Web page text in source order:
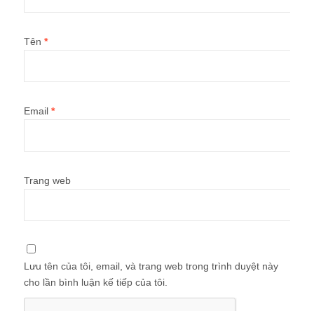
Tên *
Email *
Trang web
Lưu tên của tôi, email, và trang web trong trình duyệt này
cho lần bình luận kế tiếp của tôi.